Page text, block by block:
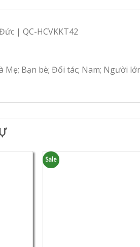
| QC-HCVKKT42
Mẹ; Bạn bè; Đối tác; Nam; Người
Sale